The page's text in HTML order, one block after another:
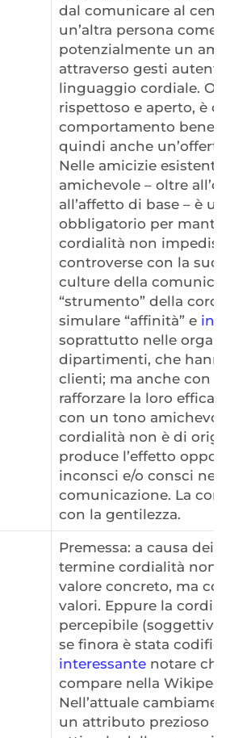
dal comunicare al
un’altra persona come
potenzialmente un
attraverso gesti
linguaggio cordiale.
rispettoso e aperto, è
comportamento
quindi anche
Nelle amicizie
amichevole – oltre
all’affetto di base – è
obbligatorio per
cordialità non
controverse con la
culture della
“strumento” della
simulare “affinità” e
soprattutto nelle
dipartimenti, che
clienti; ma anche con i
rafforzare la loro
con un tono
cordialità non è di
produce l’effetto
inconsci e/o consci nei
comunicazione. La
con la gentilezza.
Premessa: a causa dei
termine cordialità non
valore concreto, ma
valori. Eppure la
percepibile
se finora è stata
interessantenotare che
compare nella
Nell’attuale
un attributo prezioso